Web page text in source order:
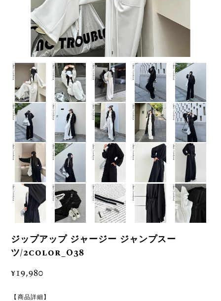
ジップアップ ジャージー ジャンプスー
ツ/2color_O38
¥19,980
【商品詳細】